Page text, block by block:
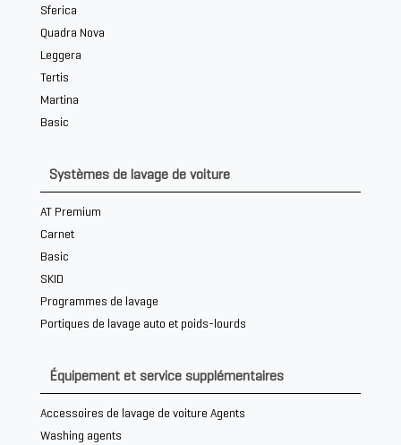
Sferica
Quadra Nova
Leggera
Tertis
Martina
Basic
Systèmes de lavage de voiture
AT Premium
Carnet
Basic
SKID
Programmes de lavage
Portiques de lavage auto et poids-lourds
Équipement et service supplémentaires
Accessoires de lavage de voiture Agents
Washing agents